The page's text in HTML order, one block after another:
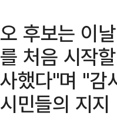
오 후보는 이
를 처음 시작
사했다"며 "감
시민들의 지